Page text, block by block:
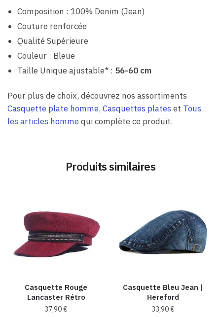
Composition : 100% Denim (Jean)
Couture renforcée
Qualité Supérieure
Couleur : Bleue
Taille Unique ajustable* : 56-60 cm
Pour plus de choix, découvrez nos assortiments
Casquette plate homme, Casquettes plates et Tous
les articles hommequi complète ce produit.
Produits similaires
Casquette Rouge
Lancaster Rétro
37,90€
Casquette Bleu Jean |
Hereford
33,90€